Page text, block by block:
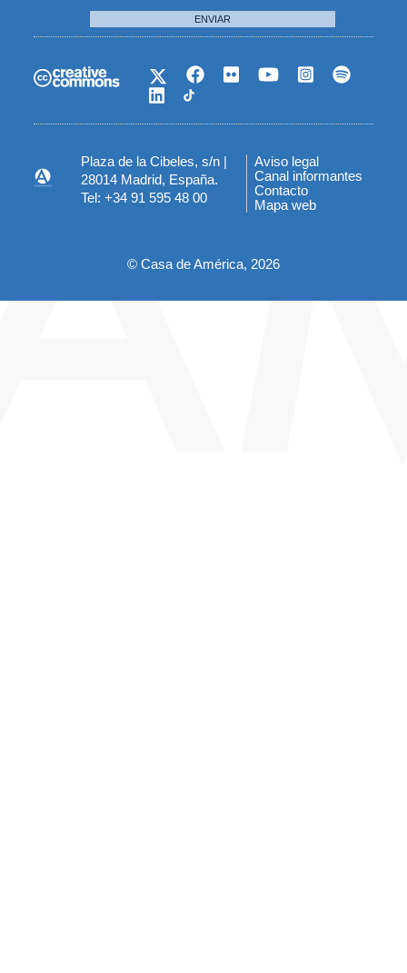
ENVIAR
Plaza de la Cibeles, s/n |
28014 Madrid, España.
Tel: +34 91 595 48 00
Menú
del
pie
Aviso legal
Canal informantes
Contacto
Mapa web
© Casa de América, 2026